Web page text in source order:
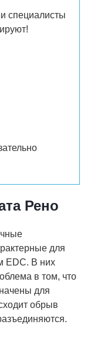
специалисты
Рено
для
EDC. В них
в том, что
для
обрыв